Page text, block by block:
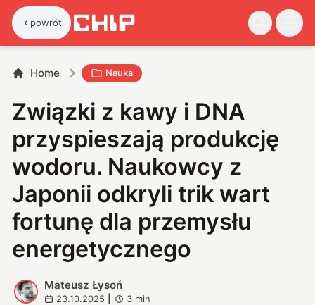
powrót
Home Nauka
Związki z kawy i DNA
przyspieszają produkcję
wodoru. Naukowcy z
Japonii odkryli trik wart
fortunę dla przemysłu
energetycznego
M
Mateusz Łysoń
23.10.2025 3 min